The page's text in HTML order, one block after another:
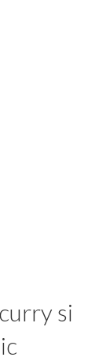
si